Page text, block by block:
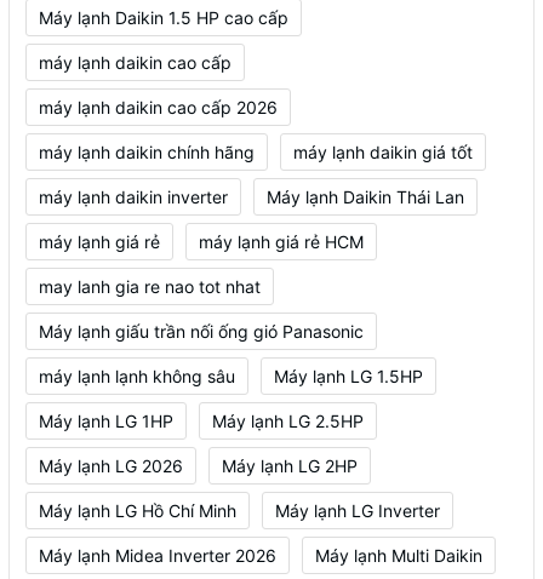
Máy lạnh Daikin 1.5 HP cao cấp
máy lạnh daikin cao cấp
máy lạnh daikin cao cấp 2026
máy lạnh daikin chính hãng máy lạnh daikin giá tốt
máy lạnh daikin inverter Máy lạnh Daikin Thái Lan
máy lạnh giá rẻ máy lạnh giá rẻ HCM
may lanh gia re nao tot nhat
Máy lạnh giấu trần nối ống gió Panasonic
máy lạnh lạnh không sâu Máy lạnh LG 1.5HP
Máy lạnh LG 1HP Máy lạnh LG 2.5HP
Máy lạnh LG 2026 Máy lạnh LG 2HP
Máy lạnh LG Hồ Chí Minh Máy lạnh LG Inverter
Máy lạnh Midea Inverter 2026 Máy lạnh Multi Daikin